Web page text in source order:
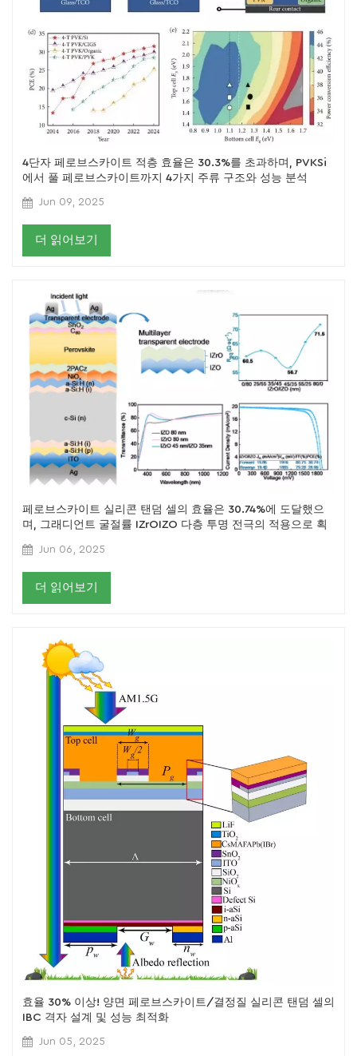
4단자 페로브스카이트 적층 효율은 30.3%를 초과하며, PVKSi
에서 풀 페로브스카이트까지 4가지 주류 구조와 성능 분석
Jun 09, 2025
더 읽어보기
페로브스카이트 실리콘 탠덤 셀의 효율은 30.74%에 도달했으
며, 그래디언트 굴절률 IZrOIZO 다층 투명 전극의 적용으로 획
Jun 06, 2025
더 읽어보기
효율 30% 이상! 양면 페로브스카이트/결정질 실리콘 탠덤 셀의
IBC 격자 설계 및 성능 최적화
Jun 05, 2025